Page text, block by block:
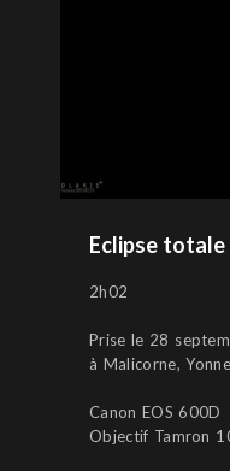
Eclipse totale
2h02
Prise le 28
à Malicorne,
Canon EOS 600D
Objectif Tamron